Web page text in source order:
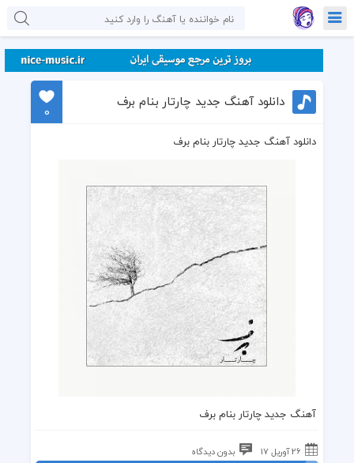
دانلود آهنگ جدید چارتار بنام برف
0
دانلود آهنگ جدید چارتار بنام برف
آهنگ جدید چارتار بنام برف
26 آوریل 17 بدون دیدگاه